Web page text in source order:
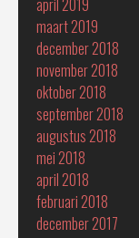
april 2019
maart 2019
december 2018
november 2018
oktober 2018
september 2018
augustus 2018
mei 2018
april 2018
februari 2018
december 2017